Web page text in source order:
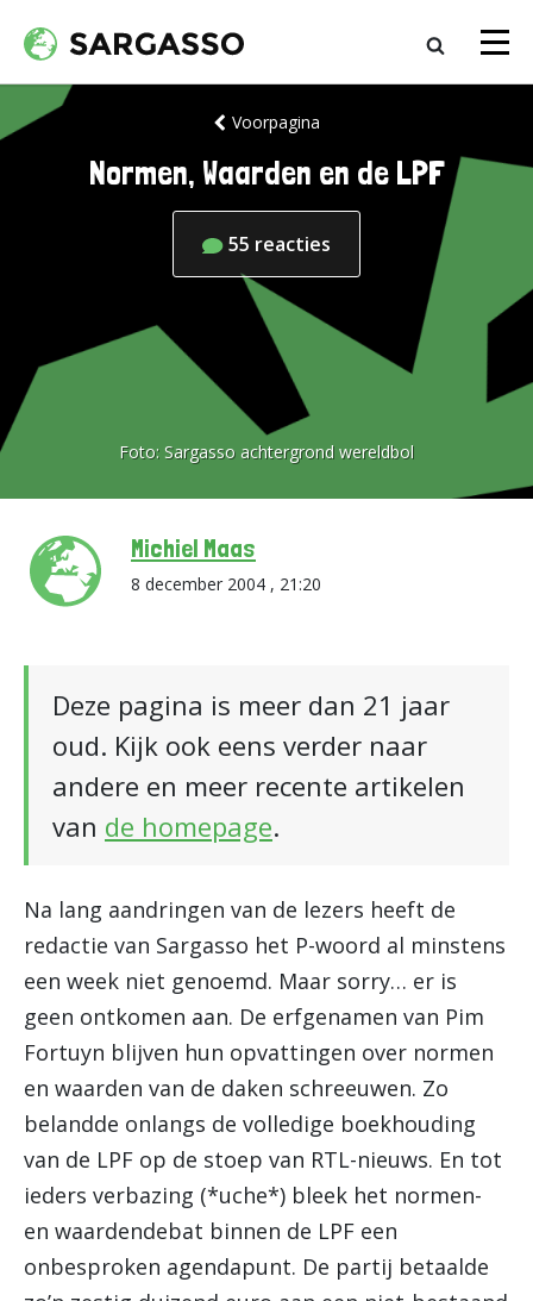
Voorpagina
Normen, Waarden en de LPF
55 reacties
Foto: Sargasso achtergrond wereldbol
Michiel Maas
8 december 2004 , 21:20
Deze pagina is meer dan 21 jaar
oud. Kijk ook eens verder naar
andere en meer recente artikelen
van de homepage.
Na lang aandringen van de lezers heeft de
redactie van Sargasso het P-woord al minstens
een week niet genoemd. Maar sorry… er is
geen ontkomen aan. De erfgenamen van Pim
Fortuyn blijven hun opvattingen over normen
en waarden van de daken schreeuwen. Zo
belandde onlangs de volledige boekhouding
van de LPF op de stoep van RTL-nieuws. En tot
ieders verbazing (*uche*) bleek het normen-
en waardendebat binnen de LPF een
onbesproken agendapunt. De partij betaalde